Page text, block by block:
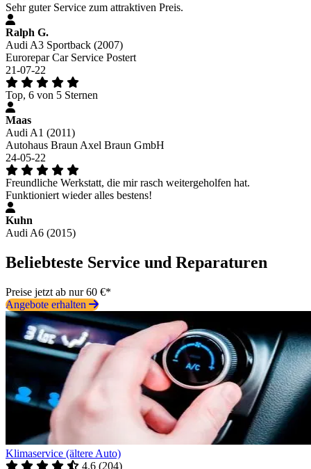
Sehr guter Service zum attraktiven Preis.
Ralph G.
Audi A3 Sportback (2007)
Eurorepar Car Service Postert
21-07-22
Top, 6 von 5 Sternen
Maas
Audi A1 (2011)
Autohaus Braun Axel Braun GmbH
24-05-22
Freundliche Werkstatt, die mir rasch weitergeholfen hat.
Funktioniert wieder alles bestens!
Kuhn
Audi A6 (2015)
Beliebteste Service und Reparaturen
Preise jetzt ab nur 60 €*
Angebote erhalten
Klimaservice (ältere Auto)
4.6 (204)